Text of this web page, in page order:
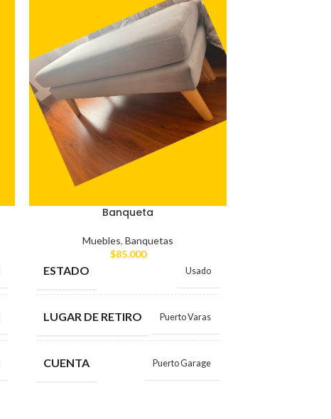
Banqueta
Muebles, Banquetas
$85.000
ESTADO Usado
LUGAR DE RETIRO Puerto Varas
CUENTA Puerto Garage